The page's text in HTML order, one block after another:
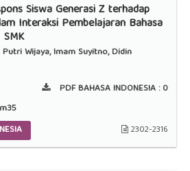
Siswa Generasi Z terhadap
Interaksi Pembelajaran Bahasa
Wijaya, Imam Suyitno, Didin
PDF BAHASA INDONESIA :0
2302-2316